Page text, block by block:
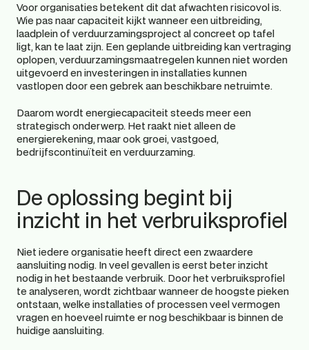
Voor organisaties betekent dit dat afwachten risicovol is.
Wie pas naar capaciteit kijkt wanneer een uitbreiding,
laadplein of verduurzamingsproject al concreet op tafel
ligt, kan te laat zijn. Een geplande uitbreiding kan vertraging
oplopen, verduurzamingsmaatregelen kunnen niet worden
uitgevoerd en investeringen in installaties kunnen
vastlopen door een gebrek aan beschikbare netruimte.
Daarom wordt energiecapaciteit steeds meer een
strategisch onderwerp. Het raakt niet alleen de
energierekening, maar ook groei, vastgoed,
bedrijfscontinuïteit en verduurzaming.
De oplossing begint bij
inzicht in het verbruiksprofiel
Niet iedere organisatie heeft direct een zwaardere
aansluiting nodig. In veel gevallen is eerst beter inzicht
nodig in het bestaande verbruik. Door het verbruiksprofiel
te analyseren, wordt zichtbaar wanneer de hoogste pieken
ontstaan, welke installaties of processen veel vermogen
vragen en hoeveel ruimte er nog beschikbaar is binnen de
huidige aansluiting.